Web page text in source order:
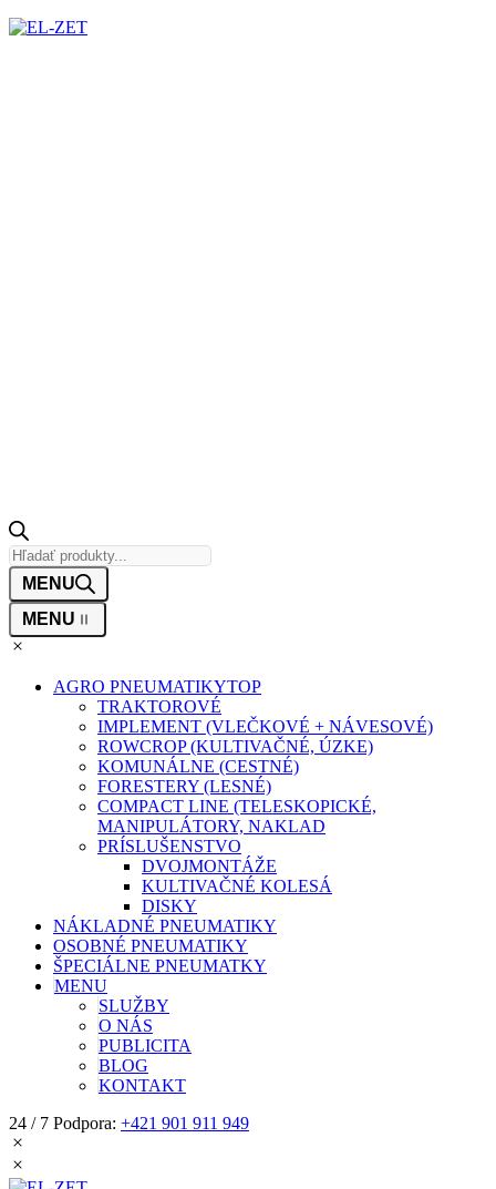
Products
search
AGRO PNEUMATIKYTOP
TRAKTOROVÉ
IMPLEMENT (VLEČKOVÉ + NÁVESOVÉ)
ROWCROP (KULTIVAČNÉ, ÚZKE)
KOMUNÁLNE (CESTNÉ)
FORESTERY (LESNÉ)
COMPACT LINE (TELESKOPICKÉ,
MANIPULÁTORY, NAKLAD
PRÍSLUŠENSTVO
DVOJMONTÁŽE
KULTIVAČNÉ KOLESÁ
DISKY
NÁKLADNÉ PNEUMATIKY
OSOBNÉ PNEUMATIKY
ŠPECIÁLNE PNEUMATKY
MENU
SLUŽBY
O NÁS
PUBLICITA
BLOG
KONTAKT
24 / 7 Podpora: +421 901 911 949